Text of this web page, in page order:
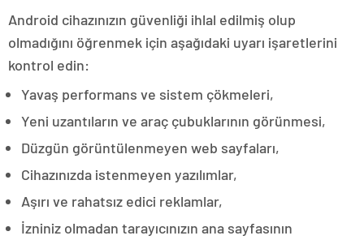
Android cihazınızın güvenliği ihlal edilmiş olup
olmadığını öğrenmek için aşağıdaki uyarı işaretlerini
kontrol edin:
Yavaş performans ve sistem çökmeleri,
Yeni uzantıların ve araç çubuklarının görünmesi,
Düzgün görüntülenmeyen web sayfaları,
Cihazınızda istenmeyen yazılımlar,
Aşırı ve rahatsız edici reklamlar,
İzniniz olmadan tarayıcınızın ana sayfasının